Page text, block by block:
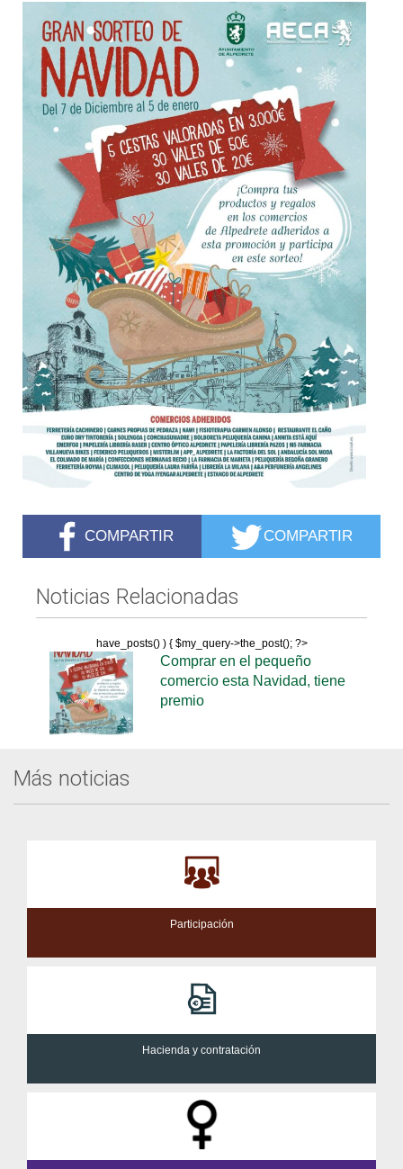
COMPARTIR COMPARTIR
Noticias Relacionadas
have_posts() ) { $my_query->the_post(); ?>
Comprar en el pequeño
comercio esta Navidad, tiene
premio
Más noticias
Participación
Hacienda y contratación